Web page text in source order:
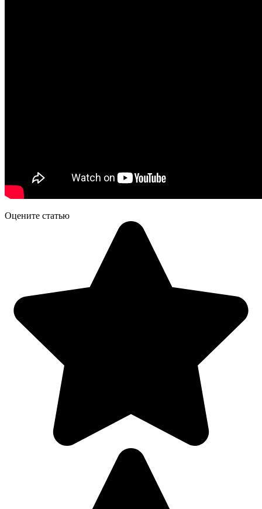
Оцените статью